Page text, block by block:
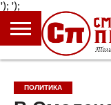
');
ГЛАВНАЯ
НОВОСТИ
ПРОИСШЕСТВИЯ
ПОЛИТИКА
КУЛЬТУРА
ЭКОНОМИКА
ОБЩЕСТВО
БЛОГИ
ПОЛИТИКА
');